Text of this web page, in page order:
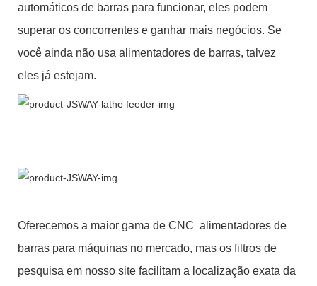
automáticos de barras para funcionar, eles podem
superar os concorrentes e ganhar mais negócios. Se
você ainda não usa alimentadores de barras, talvez
eles já estejam.
Oferecemos a maior gama de CNC alimentadores de
barras para máquinas no mercado, mas os filtros de
pesquisa em nosso site facilitam a localização exata da